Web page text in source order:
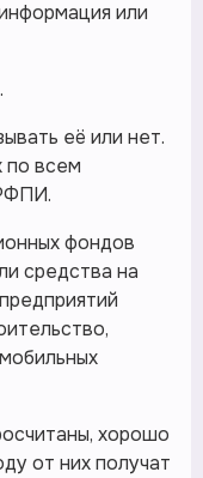
или
её или нет.
по всем
фондов
средства на
хорошо
от них получат